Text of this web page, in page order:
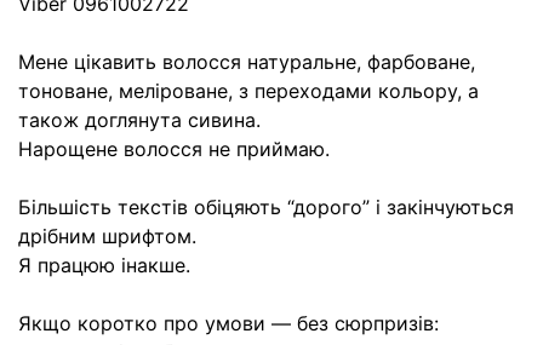
Мене цікавить волосся натуральне, фарбоване,
тоноване, меліроване, з переходами кольору, а
також доглянута сивина.
Нарощене волосся не приймаю.
Більшість текстів обіцяють “дорого” і закінчуються
дрібним шрифтом.
Я працюю інакше.
Якщо коротко про умови — без сюрпризів: